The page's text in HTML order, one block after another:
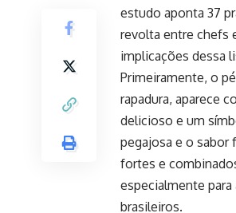
estudo aponta 37
revolta entre chefs
implicações dessa
Primeiramente, o
rapadura, aparece
delicioso e um
pegajosa e o sabor
fortes e
especialmente
brasileiros.